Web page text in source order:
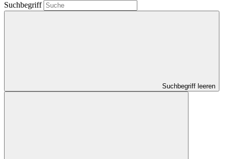
Suchbegriff
Suchbegriff leeren